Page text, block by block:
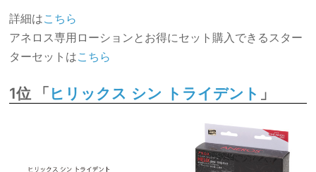
詳細はこちら
アネロス専用ローションとお得にセット購入できるスター
ターセットはこちら
1位 「 ヒリックス シン トライデント 」